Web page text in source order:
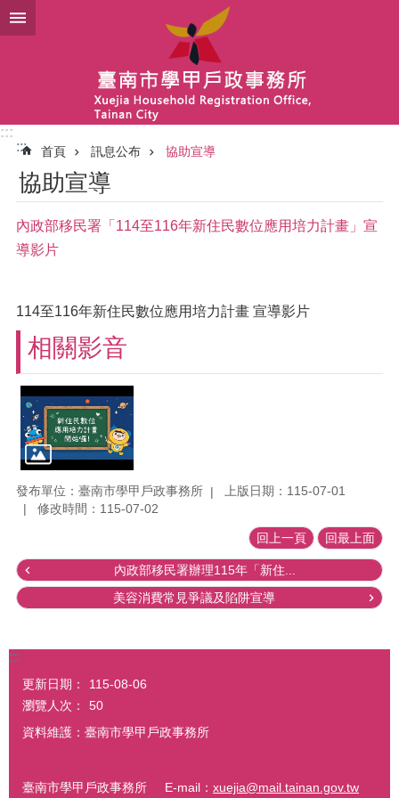
跳到主要內容區塊
:::
:::
首頁 訊息公布 協助宣導
協助宣導
內政部移民署「114至116年新住民數位應用培力計畫」宣
導影片
114至116年新住民數位應用培力計畫 宣導影片
相關影音
發布單位：臺南市學甲戶政事務所
上版日期：115-07-01
修改時間：115-07-02
回上一頁 回最上面
內政部移民署辦理115年「新住...
美容消費常見爭議及陷阱宣導
:::
更新日期：
115-08-06
瀏覽人次：
50
資料維護：臺南市學甲戶政事務所
臺南市學甲戶政事務所 E-mail： xuejia@mail.tainan.gov.tw